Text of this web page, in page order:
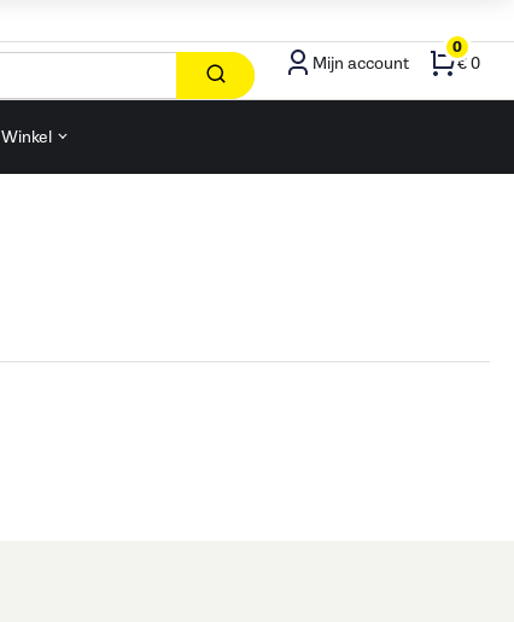
Mijn account
0
€ 0
Winkel